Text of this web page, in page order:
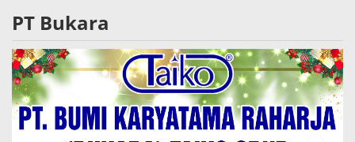
PT Bukara